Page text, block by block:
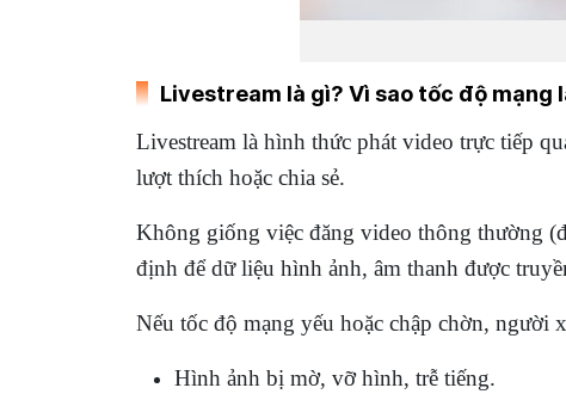
Livestream là gì? Vì sao tốc độ mạng
Livestream là hình thức phát video trực tiếp
lượt thích hoặc chia sẻ.
Không giống việc đăng video thông thường
định để dữ liệu hình ảnh, âm thanh được
Nếu tốc độ mạng yếu hoặc chập chờn, người
Hình ảnh bị mờ, vỡ hình, trễ tiếng.